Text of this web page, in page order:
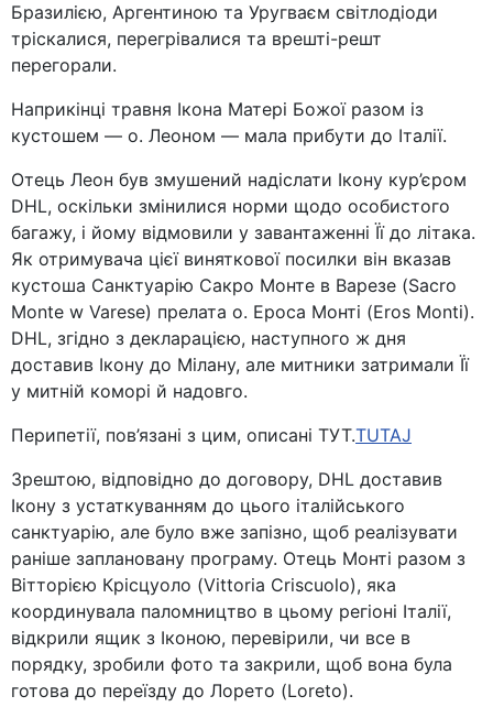
Бразилією, Аргентиною та Уругваєм світлодіоди
тріскалися, перегрівалися та врешті-решт
перегорали.
Наприкінці травня Ікона Матері Божої разом із
кустошем — о. Леоном — мала прибути до Італії.
Отець Леон був змушений надіслати Ікону кур’єром
DHL, оскільки змінилися норми щодо особистого
багажу, і йому відмовили у завантаженні Її до літака.
Як отримувача цієї виняткової посилки він вказав
кустоша Санктуарію Сакро Монте в Варезе (Sacro
Monte w Varese) прелата о. Ероса Монті (Eros Monti).
DHL, згідно з декларацією, наступного ж дня
доставив Ікону до Мілану, але митники затримали Її
у митній коморі й надовго.
Перипетії, пов’язані з цим, описані ТУТ.TUTAJ
Зрештою, відповідно до договору, DHL доставив
Ікону з устаткуванням до цього італійського
санктуарію, але було вже запізно, щоб реалізувати
раніше заплановану програму. Отець Монті разом з
Вітторією Крісцуоло (Vittoria Criscuolo), яка
координувала паломництво в цьому регіоні Італії,
відкрили ящик з Іконою, перевірили, чи все в
порядку, зробили фото та закрили, щоб вона була
готова до переїзду до Лорето (Loreto).